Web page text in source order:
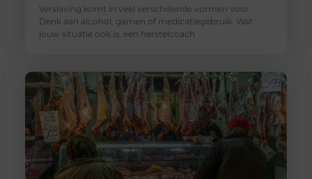
Verslaving komt in veel verschillende vormen voor.
Denk aan alcohol, gamen of medicatiegebruik. Wat
jouw situatie ook is, een herstelcoach